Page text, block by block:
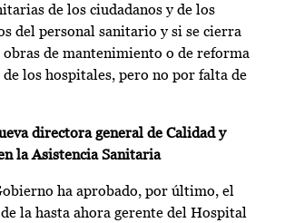
de los ciudadanos y de los
del personal sanitario y si se cierra
obras de mantenimiento o de reforma
los hospitales, pero no por falta de
directora general de Calidad y
la Asistencia Sanitaria
ha aprobado, por último, el
la hasta ahora gerente del Hospital